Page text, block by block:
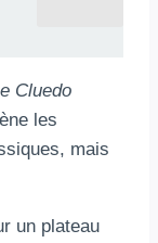
Cluedo
les
mais
un plateau